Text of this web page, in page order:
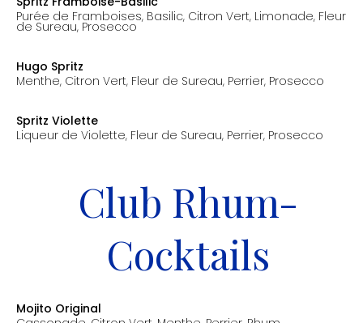
Purée de Framboises, Basilic, Citron Vert, Limonade, Fleur
de Sureau, Prosecco
Hugo Spritz
Menthe, Citron Vert, Fleur de Sureau, Perrier, Prosecco
Spritz Violette
Liqueur de Violette, Fleur de Sureau, Perrier, Prosecco
Club Rhum-
Cocktails
Mojito Original